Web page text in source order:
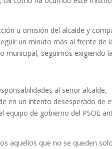
u omisión del alcalde y
un minuto más al frente de
municipal, seguimos exigiendo la
al señor alcalde,
en un intento desesperado de
equipo de gobierno del PSOE
aquellos que no se queden